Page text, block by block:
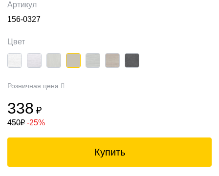
Артикул
156-0327
Цвет
Розничная цена
338 ₽
450₽ -25%
Купить